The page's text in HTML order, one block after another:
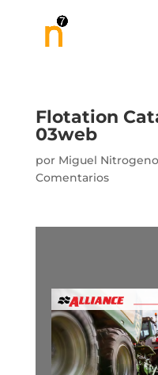
Flotation
03web
por Miguel Nitrogeno
Comentarios